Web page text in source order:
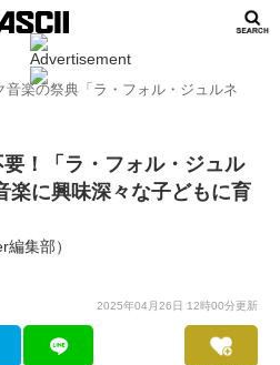
楽の祭典「ラ・フォル・ジュルネ
！「ラ・フォル・ジュル
楽に興味深々な子どもに育
集部）
2025年04月26日 12時00分更新